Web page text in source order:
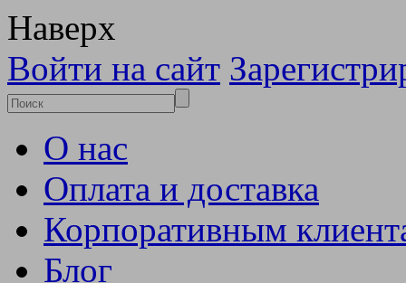
Наверх
Войти на сайт
О нас
Оплата и доставка
Корпоративным
Блог